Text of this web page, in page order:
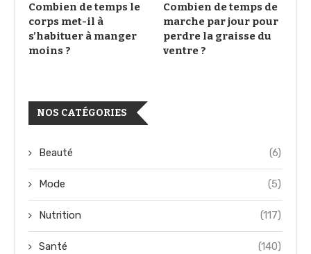
Combien de temps le
corps met-il à
s’habituer à manger
moins ?
Combien de temps de
marche par jour pour
perdre la graisse du
ventre ?
NOS CATÉGORIES
Beauté (6)
Mode (5)
Nutrition (117)
Santé (140)